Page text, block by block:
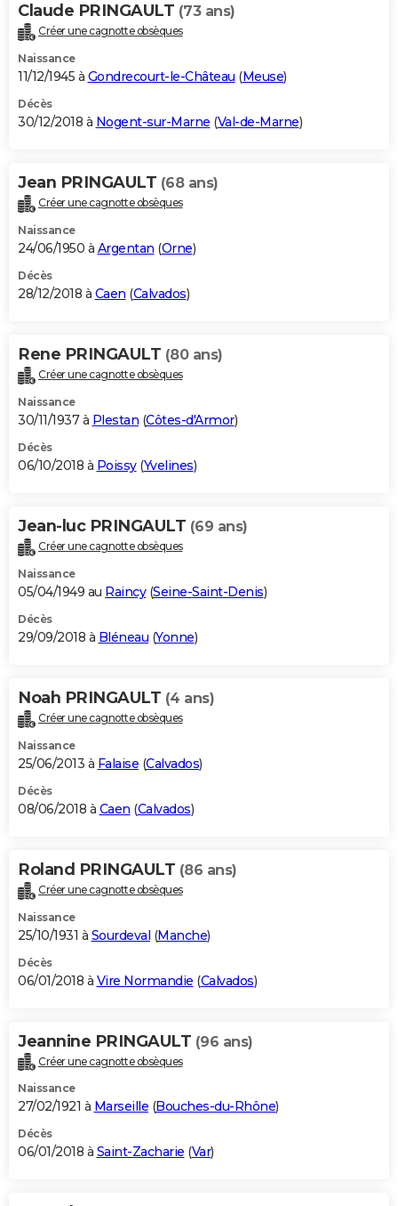
Claude PRINGAULT (73 ans)
Créer une cagnotte obsèques
Naissance
11/12/1945 à Gondrecourt-le-Château (Meuse)
Décès
30/12/2018 à Nogent-sur-Marne (Val-de-Marne)
Jean PRINGAULT (68 ans)
Créer une cagnotte obsèques
Naissance
24/06/1950 à Argentan (Orne)
Décès
28/12/2018 à Caen (Calvados)
Rene PRINGAULT (80 ans)
Créer une cagnotte obsèques
Naissance
30/11/1937 à Plestan (Côtes-d'Armor)
Décès
06/10/2018 à Poissy(Yvelines)
Jean-luc PRINGAULT (69 ans)
Créer une cagnotte obsèques
Naissance
05/04/1949 au Raincy(Seine-Saint-Denis)
Décès
29/09/2018 à Bléneau (Yonne)
Noah PRINGAULT (4 ans)
Créer une cagnotte obsèques
Naissance
25/06/2013 à Falaise (Calvados)
Décès
08/06/2018 à Caen (Calvados)
Roland PRINGAULT (86 ans)
Créer une cagnotte obsèques
Naissance
25/10/1931 à Sourdeval (Manche)
Décès
06/01/2018 à Vire Normandie (Calvados)
Jeannine PRINGAULT (96 ans)
Créer une cagnotte obsèques
Naissance
27/02/1921 à Marseille (Bouches-du-Rhône)
Décès
06/01/2018 à Saint-Zacharie (Var)